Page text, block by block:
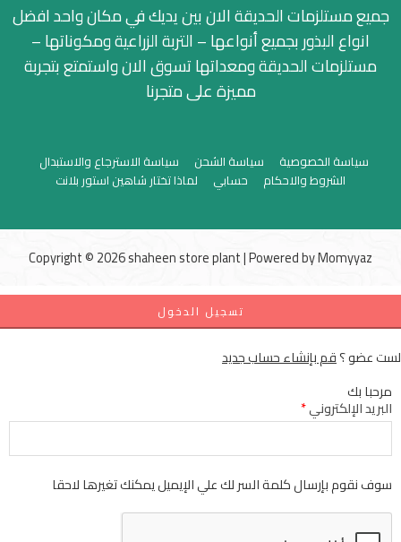
جميع مستلزمات الحديقة الان بين يديك في مكان واحد افضل
انواع البذور بجميع أنواعها – التربة الزراعية ومكوناتها –
مستلزمات الحديقة ومعداتها تسوق الان واستمتع بتجربة
مميزة على متجرنا
سياسة الخصوصية سياسة الشحن
سياسة الاسترجاع والاستبدال
الشروط والاحكام
حسابي لماذا تختار شاهين استور بلانت
Copyright © 2026 shaheen store plant | Powered byMomyyaz
تسجيل الدخول
لست عضو ؟قم بإنشاء حساب جديد
مرحبا بك
البريد الإلكتروني*
سوف نقوم بإرسال كلمة السر لك علي الإيميل يمكنك تغيرها لاحقا